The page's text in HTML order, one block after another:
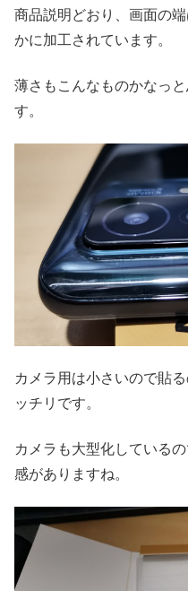
商品説明どおり、画面の
かに加工されています。
薄さもこんなものかなっ
す。
カメラ用は小さいので貼
ッチリです。
カメラも大型化している
感がありますね。